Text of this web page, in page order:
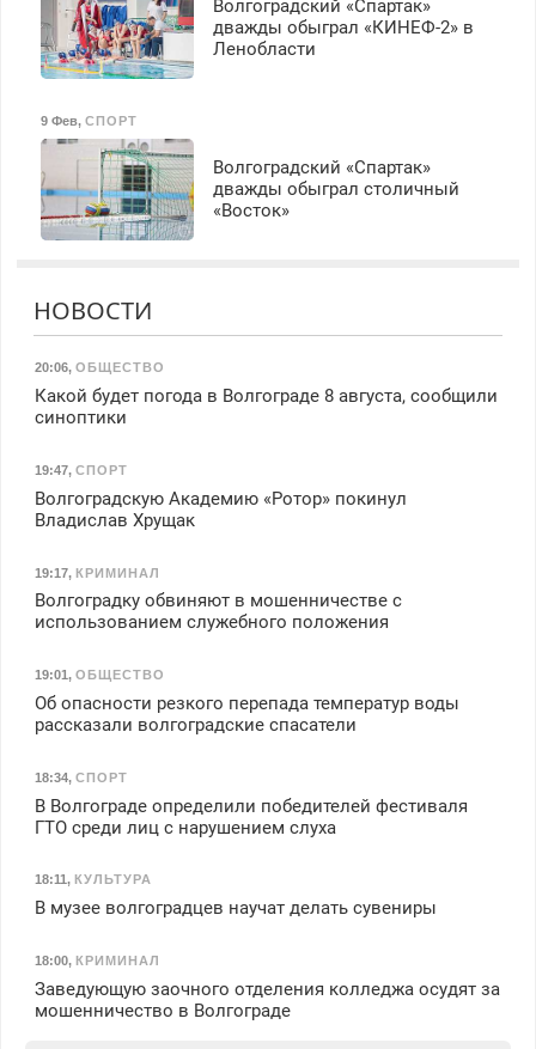
Волгоградский «Спартак»
дважды обыграл «КИНЕФ-2» в
Ленобласти
9 Фев, СПОРТ
Волгоградский «Спартак»
дважды обыграл столичный
«Восток»
НОВОСТИ
20:06, ОБЩЕСТВО
Какой будет погода в Волгограде 8 августа, сообщили
синоптики
19:47, СПОРТ
Волгоградскую Академию «Ротор» покинул
Владислав Хрущак
19:17, КРИМИНАЛ
Волгоградку обвиняют в мошенничестве с
использованием служебного положения
19:01, ОБЩЕСТВО
Об опасности резкого перепада температур воды
рассказали волгоградские спасатели
18:34, СПОРТ
В Волгограде определили победителей фестиваля
ГТО среди лиц с нарушением слуха
18:11 , КУЛЬТУРА
В музее волгоградцев научат делать сувениры
18:00, КРИМИНАЛ
Заведующую заочного отделения колледжа осудят за
мошенничество в Волгограде